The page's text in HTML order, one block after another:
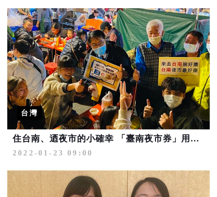
台灣
住台南、迺夜市的小確幸 「臺南夜市券」用起來
2022-01-23 09:00